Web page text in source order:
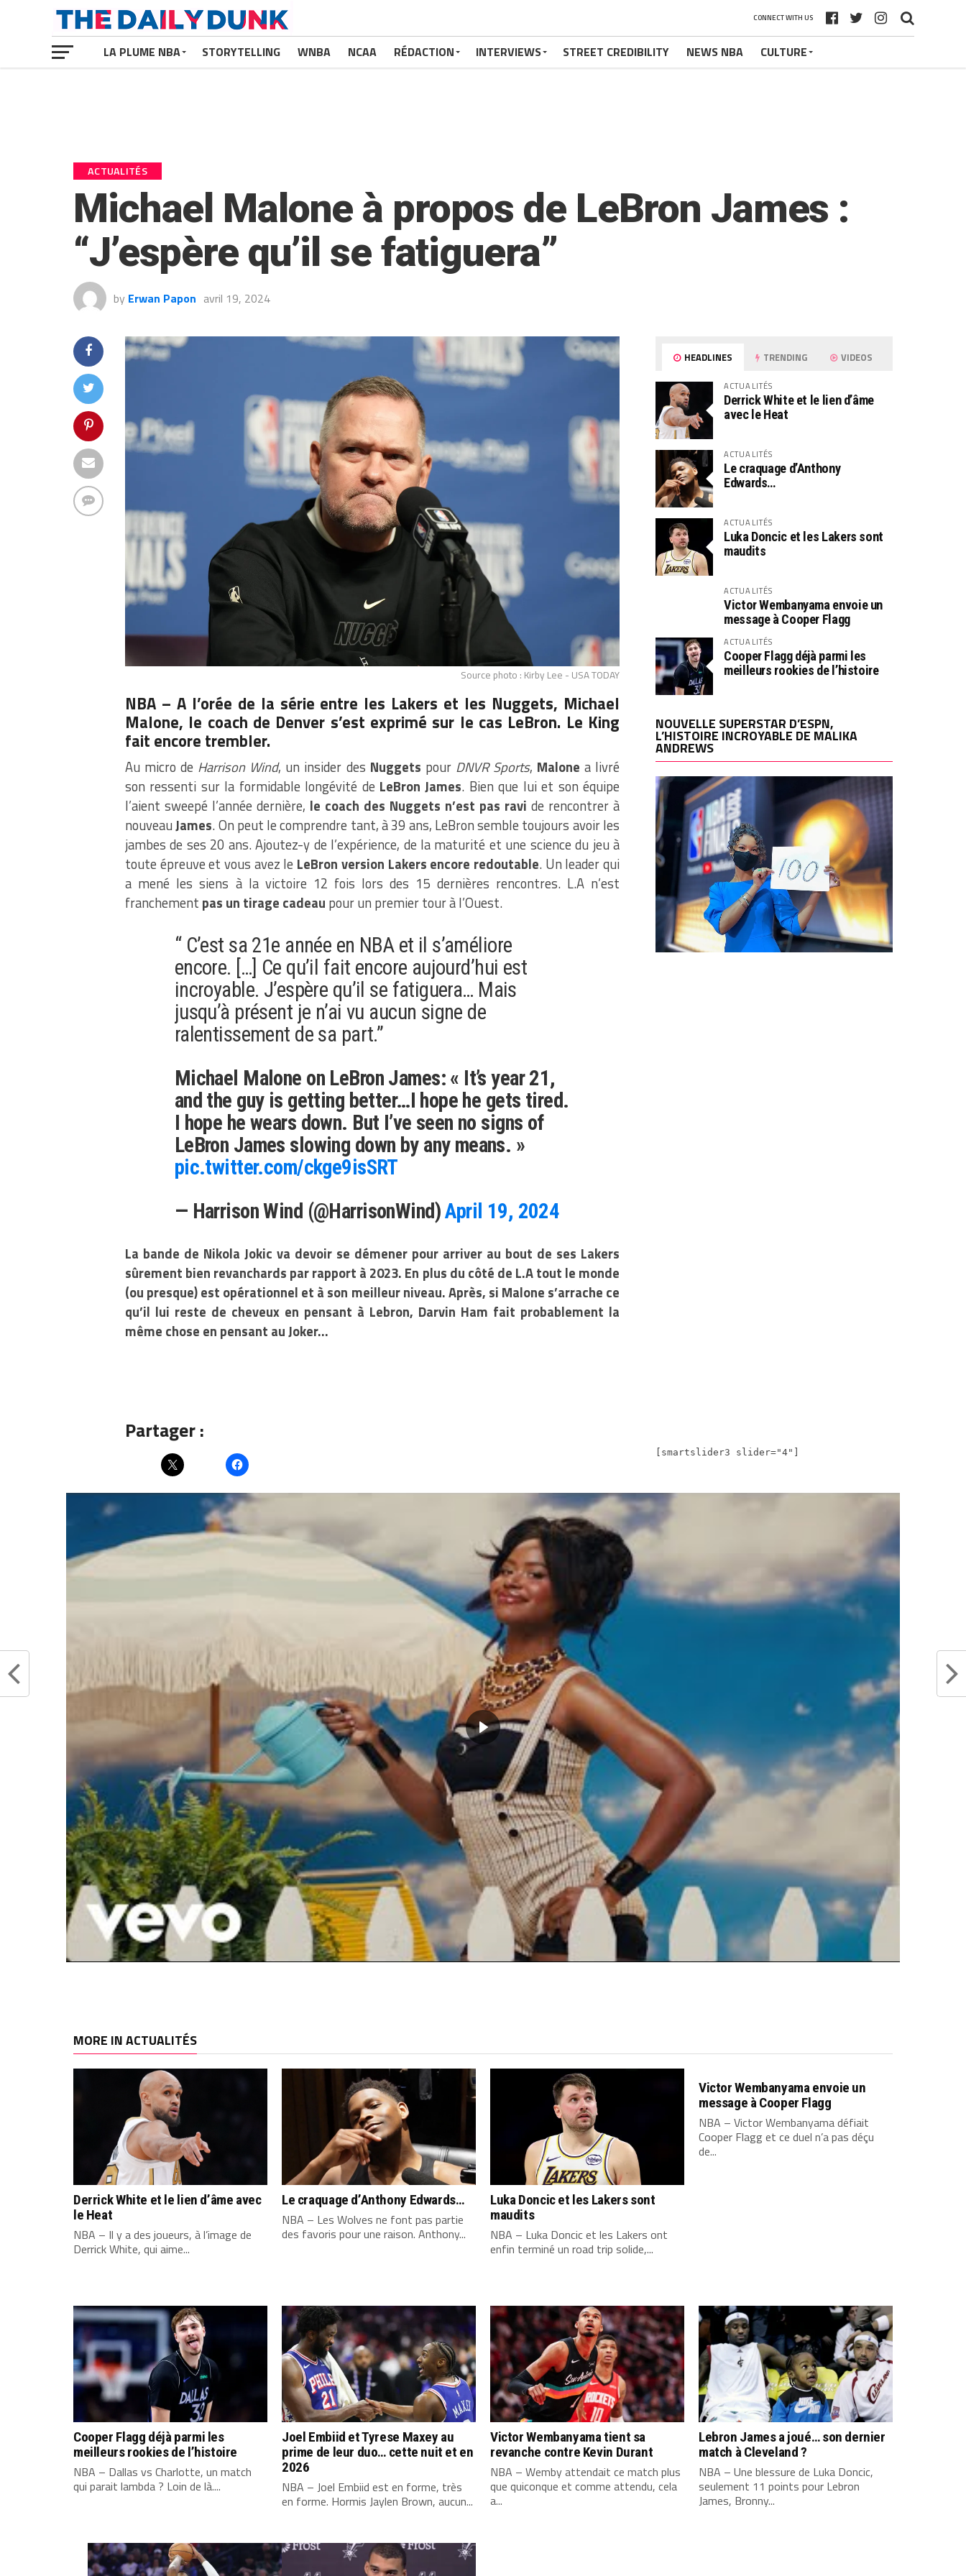
CONNECT WITH US
LA PLUME NBA STORYTELLING WNBA NCAA RÉDACTION INTERVIEWS STREET CREDIBILITY NEWS NBA CULTURE
ACTUALITÉS
Michael Malone à propos de LeBron James :
“J’espère qu’il se fatiguera”
by Erwan Papon avril 19, 2024
Source photo : Kirby Lee - USA TODAY
NBA – A l’orée de la série entre les Lakers et les Nuggets, Michael
Malone, le coach de Denver s’est exprimé sur le cas LeBron. Le King
fait encore trembler.
Au micro de Harrison Wind, un insider des Nuggets pourDNVR Sports, Malone a livré
son ressenti sur la formidable longévité de LeBron James. Bien que lui et son équipe
l’aient sweepé l’année dernière, le coach des Nuggets n’est pas ravi de rencontrer à
nouveauJames. On peut le comprendre tant, à 39 ans, LeBron semble toujours avoir les
jambes de ses 20 ans. Ajoutez-y de l’expérience, de la maturité et une science du jeu à
toute épreuve et vous avez le LeBron version Lakers encore redoutable. Un leader qui
a mené les siens à la victoire 12 fois lors des 15 dernières rencontres. L.A n’est
franchement pas un tirage cadeau pour un premier tour à l’Ouest.
“ C’est sa 21e année en NBA et il s’améliore
encore. […] Ce qu’il fait encore aujourd’hui est
incroyable. J’espère qu’il se fatiguera… Mais
jusqu’à présent je n’ai vu aucun signe de
ralentissement de sa part.”
Michael Malone on LeBron James: « It’s year 21,
and the guy is getting better…I hope he gets tired.
I hope he wears down. But I’ve seen no signs of
LeBron James slowing down by any means. »
pic.twitter.com/ckge9isSRT
— Harrison Wind (@HarrisonWind)April 19, 2024
La bande de Nikola Jokic va devoir se démener pour arriver au bout de ses Lakers
sûrement bien revanchards par rapport à 2023. En plus du côté de L.A tout le monde
(ou presque) est opérationnel et à son meilleur niveau. Après, si Malone s’arrache ce
qu’il lui reste de cheveux en pensant à Lebron, Darvin Ham fait probablement la
même chose en pensant au Joker…
Partager :
Lakers : « S’ils pensent à nous, ça
octobre 5, 2023
Dans "Actualités"
: « il est l’un des meilleurs joueurs
avril 22, 2024
Dans "Actualités"
La décla du jour : Darvin Ham dit les
termes sur D’Angelo Russell
mai 3, 2024
Dans "Actualités"
LAKERS LEBRON JAMES LOS ANGELES LAKERS MICHAEL MALONE RETRAITE
CLICK TO COMMENT
HEADLINES TRENDING VIDEOS
ACTUALITÉS
Derrick White et le lien d’âme
avec le Heat
ACTUALITÉS
Le craquage d’Anthony
Edwards…
ACTUALITÉS
Luka Doncic et les Lakers sont
maudits
ACTUALITÉS
Victor Wembanyama envoie un
message à Cooper Flagg
ACTUALITÉS
Cooper Flagg déjà parmi les
meilleurs rookies de l’histoire
NOUVELLE SUPERSTAR D’ESPN,
L’HISTOIRE INCROYABLE DE MALIKA
ANDREWS
[smartslider3 slider="4"]
MORE IN ACTUALITÉS
Derrick White et le lien d’âme avec
le Heat
NBA – Il y a des joueurs, à l’image de
Derrick White, qui aime...
Le craquage d’Anthony Edwards…
NBA – Les Wolves ne font pas partie
des favoris pour une raison. Anthony...
Luka Doncic et les Lakers sont
maudits
NBA – Luka Doncic et les Lakers ont
enfin terminé un road trip solide,...
Victor Wembanyama envoie un
message à Cooper Flagg
NBA – Victor Wembanyama défiait
Cooper Flagg et ce duel n’a pas déçu
de...
Cooper Flagg déjà parmi les
meilleurs rookies de l’histoire
NBA – Dallas vs Charlotte, un match
qui parait lambda ? Loin de là....
Joel Embiid et Tyrese Maxey au
prime de leur duo… cette nuit et en
2026
NBA – Joel Embiid est en forme, très
en forme. Hormis Jaylen Brown, aucun...
Victor Wembanyama tient sa
revanche contre Kevin Durant
NBA – Wemby attendait ce match plus
que quiconque et comme attendu, cela
a...
Lebron James a joué… son dernier
match à Cleveland ?
NBA – Une blessure de Luka Doncic,
seulement 11 points pour Lebron
James, Bronny...